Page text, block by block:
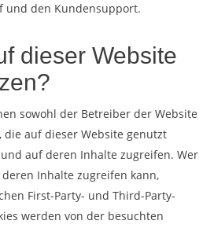
und den Kundensupport.
dieser Website
sowohl der Betreiber der Website
auf dieser Website genutzt
auf deren Inhalte zugreifen. Wer
Inhalte zugreifen kann,
First-Party- und Third-Party-
werden von der besuchten